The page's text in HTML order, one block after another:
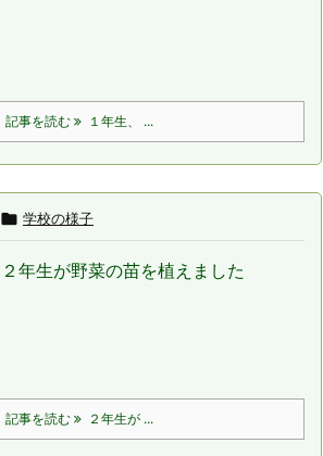
記事を読む １年生、 ...
 学校の様子
２年生が野菜の苗を植えました
記事を読む ２年生が ...